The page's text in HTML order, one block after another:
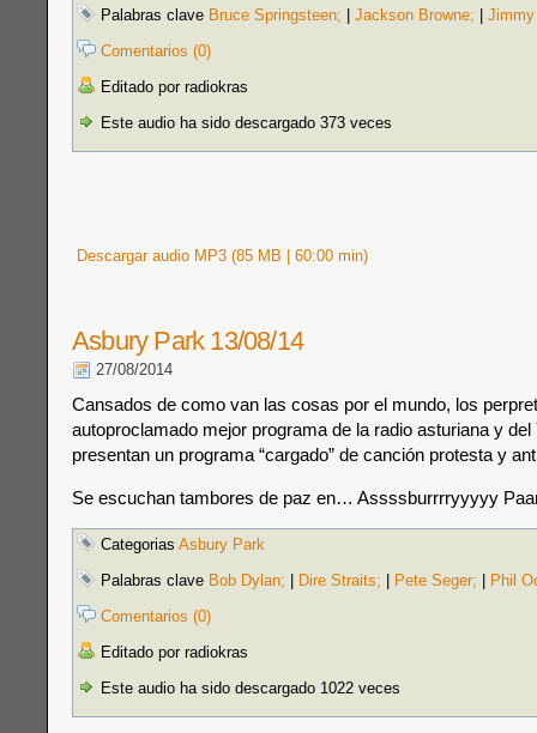
Palabras clave Bruce Springsteen; Jackson Browne;
Comentarios (0)
Editado por radiokras
Este audio ha sido descargado 373 veces
Descargar audio MP3 (85 MB | 60:00 min)
Asbury Park 13/08/14
27/08/2014
Cansados de como van las cosas por el mundo, los
autoproclamado mejor programa de la radio asturiana y del
presentan un programa “cargado” de canción protesta y
Se escuchan tambores de paz en… Assssburrrryyyyy
Categorias Asbury Park
Palabras clave Bob Dylan; Dire Straits; Pete Seger;
Phil
Comentarios (0)
Editado por radiokras
Este audio ha sido descargado 1022 veces